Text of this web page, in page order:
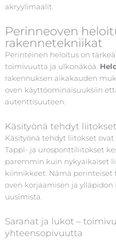
akryylimaalit.
Perinneoven
rakennetekniikat
Perinteinen heloitus on
toimivuutta ja ulkonäköä.
rakennuksen aikakauden
oven käyttöominaisuuksiin
autenttisuuteen.
Käsityönä tehdyt
Käsityönä tehdyt liitokset
Tappi- ja urosponttiliitokset
paremmin kuin nykyaikaiset
kiinnikkeet. Nämä
oven korjaamisen ja
uusimista.
Saranat ja lukot –
yhteensopivuutta